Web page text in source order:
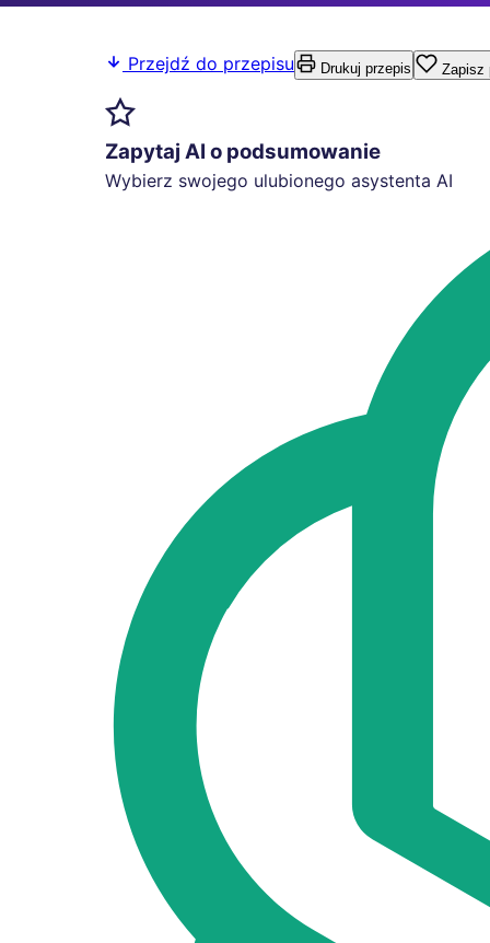
Przejdź do przepisu Drukuj przepis Zapisz
Zapytaj AI o podsumowanie
Wybierz swojego ulubionego asystenta AI